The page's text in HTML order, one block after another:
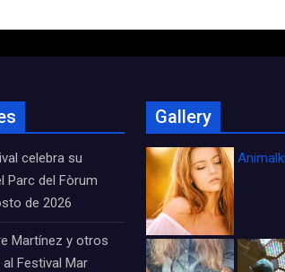
celebra su
Parc del Fòrum
de 2026
Martínez y otros
Festival Mar
Gallery